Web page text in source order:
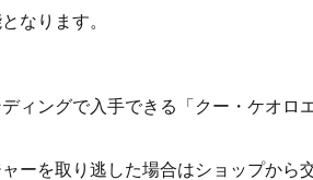
なります。
ィングで入手できる「クー・ケオロ
ーを取り逃した場合はショップから